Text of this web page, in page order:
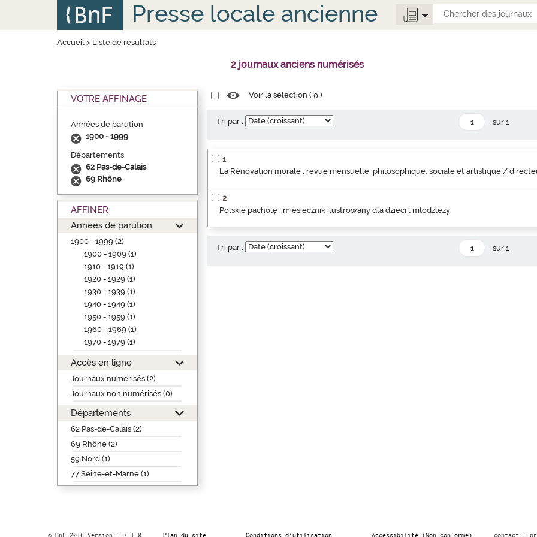
Presse locale ancienne
Accueil> Liste de résultats
2 journaux anciens numérisés
VOTRE AFFINAGE
Années de parution
1900 - 1999
Départements
62 Pas-de-Calais
69 Rhône
AFFINER
Années de parution
1900 - 1999 (2)
1900 - 1909 (1)
1910 - 1919 (1)
1920 - 1929 (1)
1930 - 1939 (1)
1940 - 1949 (1)
1950 - 1959 (1)
1960 - 1969 (1)
1970 - 1979 (1)
Accès en ligne
Journaux numérisés (2)
Journaux non numérisés (0)
Départements
62 Pas-de-Calais (2)
69 Rhône (2)
59 Nord (1)
77 Seine-et-Marne (1)
Voir la sélection (0 )
Tri par : sur 1
1
La Rénovation morale : revue mensuelle, philosophique, sociale et artistique /
2
Polskie pacholę : miesięcznik ilustrowany dla dzieci l młodzleży
Tri par : sur 1
© BnF 2016 Version : 7.1.0 Plan du site Conditions d’utilisation Accessibilité (Non conforme) contact :
Panneau de gestion des cookies